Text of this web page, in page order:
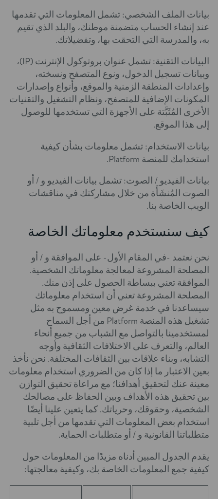
بيانات الملف الشخصي: تشمل المعلومات التي تقدمها
عند إنشاء الحساب متضمنة موطنك، والبلد الذي تقيم
به، والمدرسة التي التحقت بها، وتفضيلاتك.
البيانات التقنية: تشمل عنوان بروتوكول الإنترنت (IP)،
وبيانات تسجيل الدخول، ونوع المتصفح ونسخته،
وإعدادات المنطقة الزمنية والموقع، وأنواع وإصدارات
المكونات الإضافية للمتصفح، ونظام التشغيل والتقنيات
الأخرى المُثَبَّتة على الأجهزة التي تستخدمها للوصول
إلى هذا الموقع.
بيانات الاستخدام: تشمل معلومات بشأن كيفية
استخدامك للمنصة Platform.
بيانات الفيديو / الصوت: تشمل بيانات الفيديو و / أو
الصوت المُنشَأَة من خلال مشاركتك في مناقشات
الويب الخاصة بنا.
كيف سنستخدم معلوماتك الخاصة
نحن نعتمد -في المقام الأول- على الموافقة و / أو
المصلحة المشروعة لمعالجة معلوماتك الشخصية.
الموافقة تعني ببساطة الحصول على إذن منك.
المصلحة المشروعة تعني أن استخدام معلوماتك
سيساعدنا في خدمة غرض معين ومسموح به مثل
تشغيل هذه المنصة Platform من أجل السماح
لمستخدمينا بالتواصل مع الشباب من جميع أنحاء
العالم، والتعرف على الاختلافات الثقافية وأوجه
التشابه، وبناء علاقات بين الثقافات المختلفة. نحن نأخذ
بعين الاعتبار ما إذا كان من الضروري استخدام معلومات
معينة عنك لتحقيق أهدافنا؛ مع مراعاة تحقيق التوازن
بين تحقيق هذه الأهداف وبين الحفاظ على مصالحك
الشخصية، وحقوقك، وحرياتك. كما يتعين علينا أيضًا
استخدام بعض المعلومات التي تقدمها من أجل تلبية
متطلباتنا القانونية و / أو متطلبات الحماية.
يقدم الجدول المبين أدناه مزيدًا من المعلومات حول
كيفية جمع المعلومات الخاصة بك، وكيفية معالجتها: